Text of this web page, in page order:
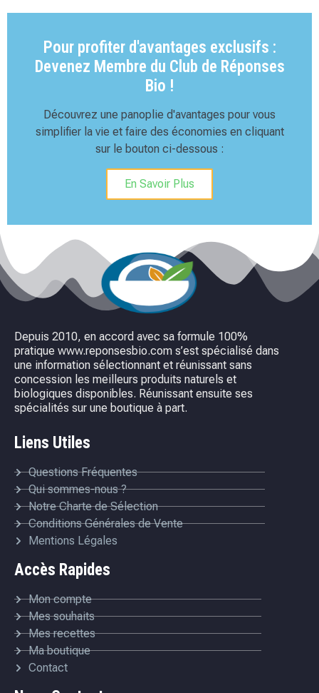
Pour profiter d'avantages exclusifs :
Devenez Membre du Club de Réponses
Bio !
Découvrez une panoplie d'avantages pour vous
simplifier la vie et faire des économies en cliquant
sur le bouton ci-dessous :
En Savoir Plus
Depuis 2010, en accord avec sa formule 100%
pratique www.reponsesbio.com s’est spécialisé dans
une information sélectionnant et réunissant sans
concession les meilleurs produits naturels et
biologiques disponibles. Réunissant ensuite ses
spécialités sur une boutique à part.
Liens Utiles
Questions Fréquentes
Qui sommes-nous ?
Notre Charte de Sélection
Conditions Générales de Vente
Mentions Légales
Accès Rapides
Mon compte
Mes souhaits
Mes recettes
Ma boutique
Contact